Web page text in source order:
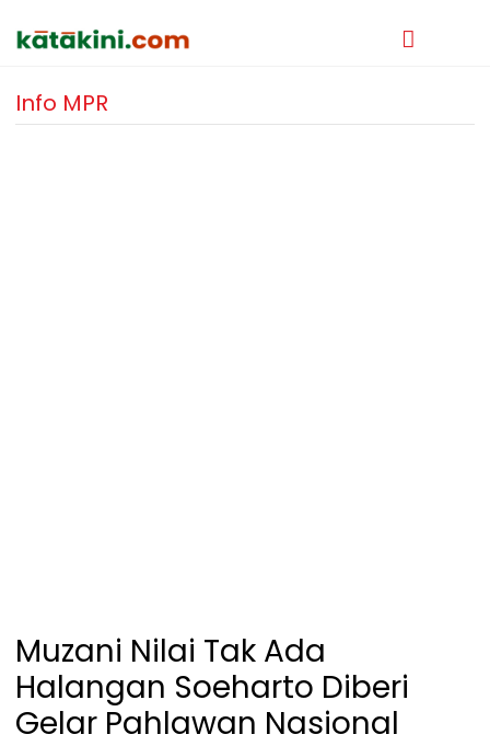
Info MPR
Muzani Nilai Tak Ada
Halangan Soeharto Diberi
Gelar Pahlawan Nasional